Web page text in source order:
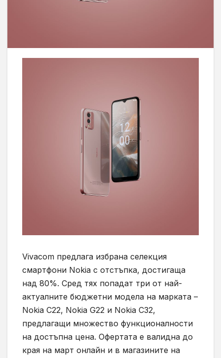
Vivacom предлага избрана селекция
смартфони Nokia с отстъпка, достигаща
над 80%. Сред тях попадат три от най-
актуалните бюджетни модела на марката –
Nokia C22, Nokia G22 и Nokia C32,
предлагащи множество функционалности
на достъпна цена. Офертата е валидна до
края на март онлайн и в магазините на